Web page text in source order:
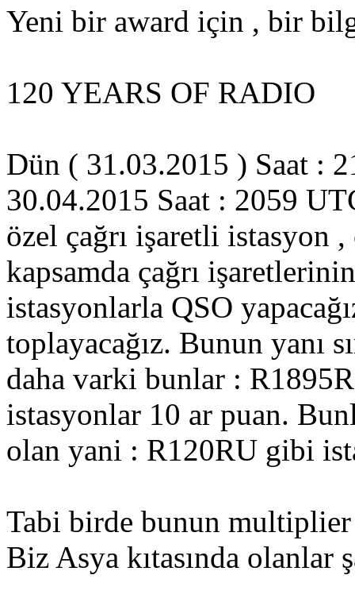
Yeni bir award için , bir
120 YEARS OF RADIO
Dün ( 31.03.2015 ) Saat :
30.04.2015 Saat : 2059
özel çağrı işaretli istasyon ,
kapsamda çağrı
istasyonlarla QSO
toplayacağız. Bunun yanı
daha varki bunlar :
istasyonlar 10 ar puan.
olan yani : R120RU gibi
Tabi birde bunun multiplier
Biz Asya kıtasında olanlar